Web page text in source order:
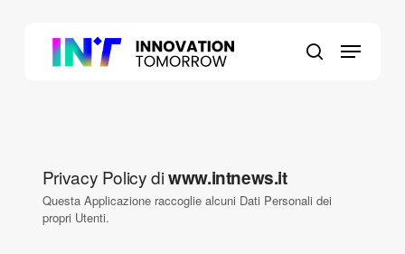
search
Menu
Privacy Policy diwww.intnews.it
Questa Applicazione raccoglie alcuni Dati Personali dei
propri Utenti.